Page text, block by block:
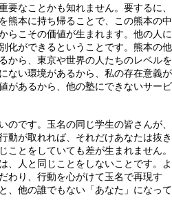
要なことかも知れません。要するに、
熊本に持ち帰ることで、この熊本の中
らこその価値が生まれます。他の人に
化ができるということです。熊本の他
から、東京や世界の人たちのレベルを
ない環境があるから、私の存在意義が
があるから、他の塾にできないサービ
のです。玉名の同じ学生の皆さんが、
動が取れれば、それだけあなたは抜き
ことをしていても差が生まれません。
、人と同じことをしないことです。よ
わり、行動を心がけて玉名で再現す
、他の誰でもない「あなた」になって